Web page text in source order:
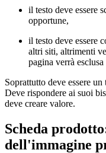
il testo deve essere
opportune,
il testo deve essere
altri siti, altrimenti
pagina verrà
Soprattutto deve essere un
Deve rispondere ai suoi
deve creare valore.
Scheda
dell'immagine